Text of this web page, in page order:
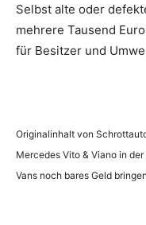
Selbst alte oder
mehrere Tausend
für Besitzer und
Originalinhalt von
Mercedes Vito & Viano in
Vans noch bares Geld